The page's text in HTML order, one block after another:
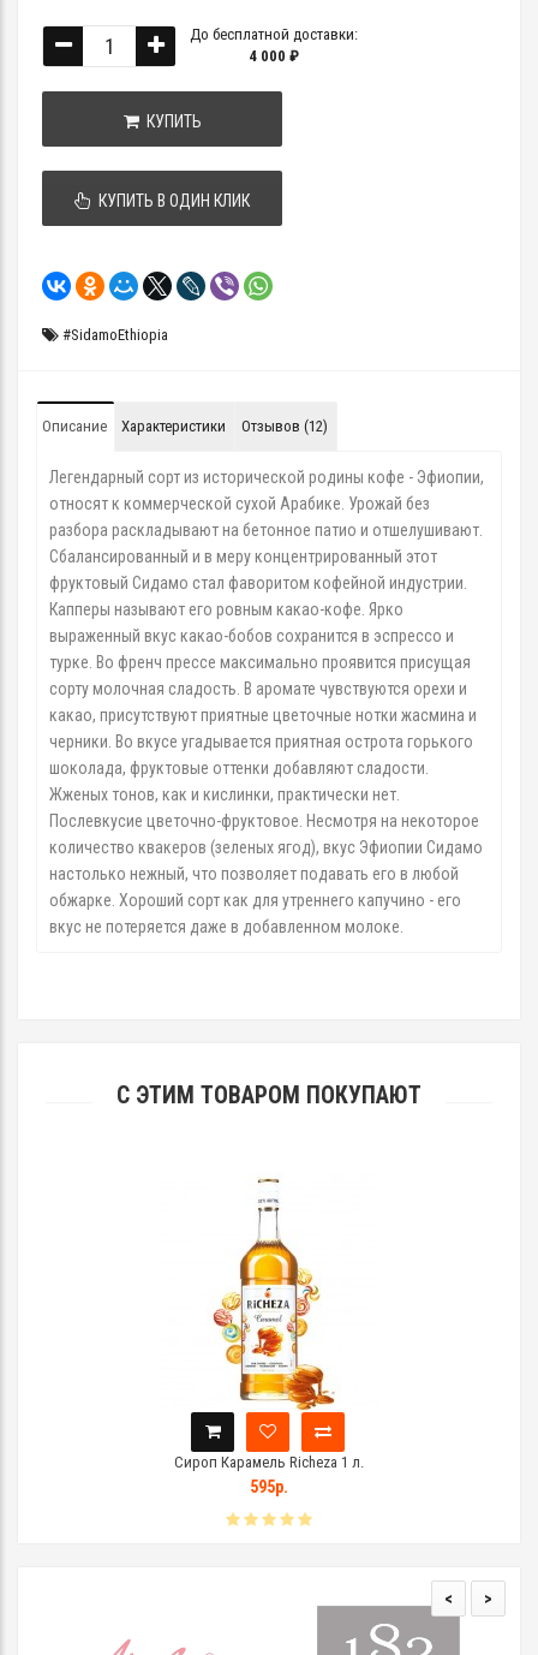
До бесплатной доставки:
4 000 ₽
КУПИТЬ
КУПИТЬ В ОДИН КЛИК
#SidamoEthiopia
Описание Характеристики Отзывов (12)
Легендарный сорт из исторической родины кофе - Эфиопии,
относят к коммерческой сухой Арабике. Урожай без
разбора раскладывают на бетонное патио и отшелушивают.
Сбалансированный и в меру концентрированный этот
фруктовый Сидамо стал фаворитом кофейной индустрии.
Капперы называют его ровным какао-кофе. Ярко
выраженный вкус какао-бобов сохранится в эспрессо и
турке. Во френч прессе максимально проявится присущая
сорту молочная сладость. В аромате чувствуются орехи и
какао, присутствуют приятные цветочные нотки жасмина и
черники. Во вкусе угадывается приятная острота горького
шоколада, фруктовые оттенки добавляют сладости.
Жженых тонов, как и кислинки, практически нет.
Послевкусие цветочно-фруктовое. Несмотря на некоторое
количество квакеров (зеленых ягод), вкус Эфиопии Сидамо
настолько нежный, что позволяет подавать его в любой
обжарке. Хороший сорт как для утреннего капучино - его
вкус не потеряется даже в добавленном молоке.
С ЭТИМ ТОВАРОМ ПОКУПАЮТ
Сироп Карамель Richeza 1 л.
595р.
< >